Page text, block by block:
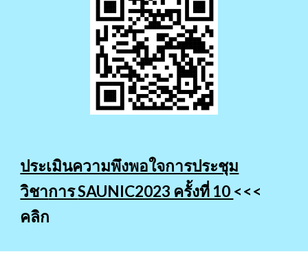
ประเมินความพึงพอใจการประชุม
วิชาการSAUNIC2023 ครั้งที่ 10 <<<
คลิก